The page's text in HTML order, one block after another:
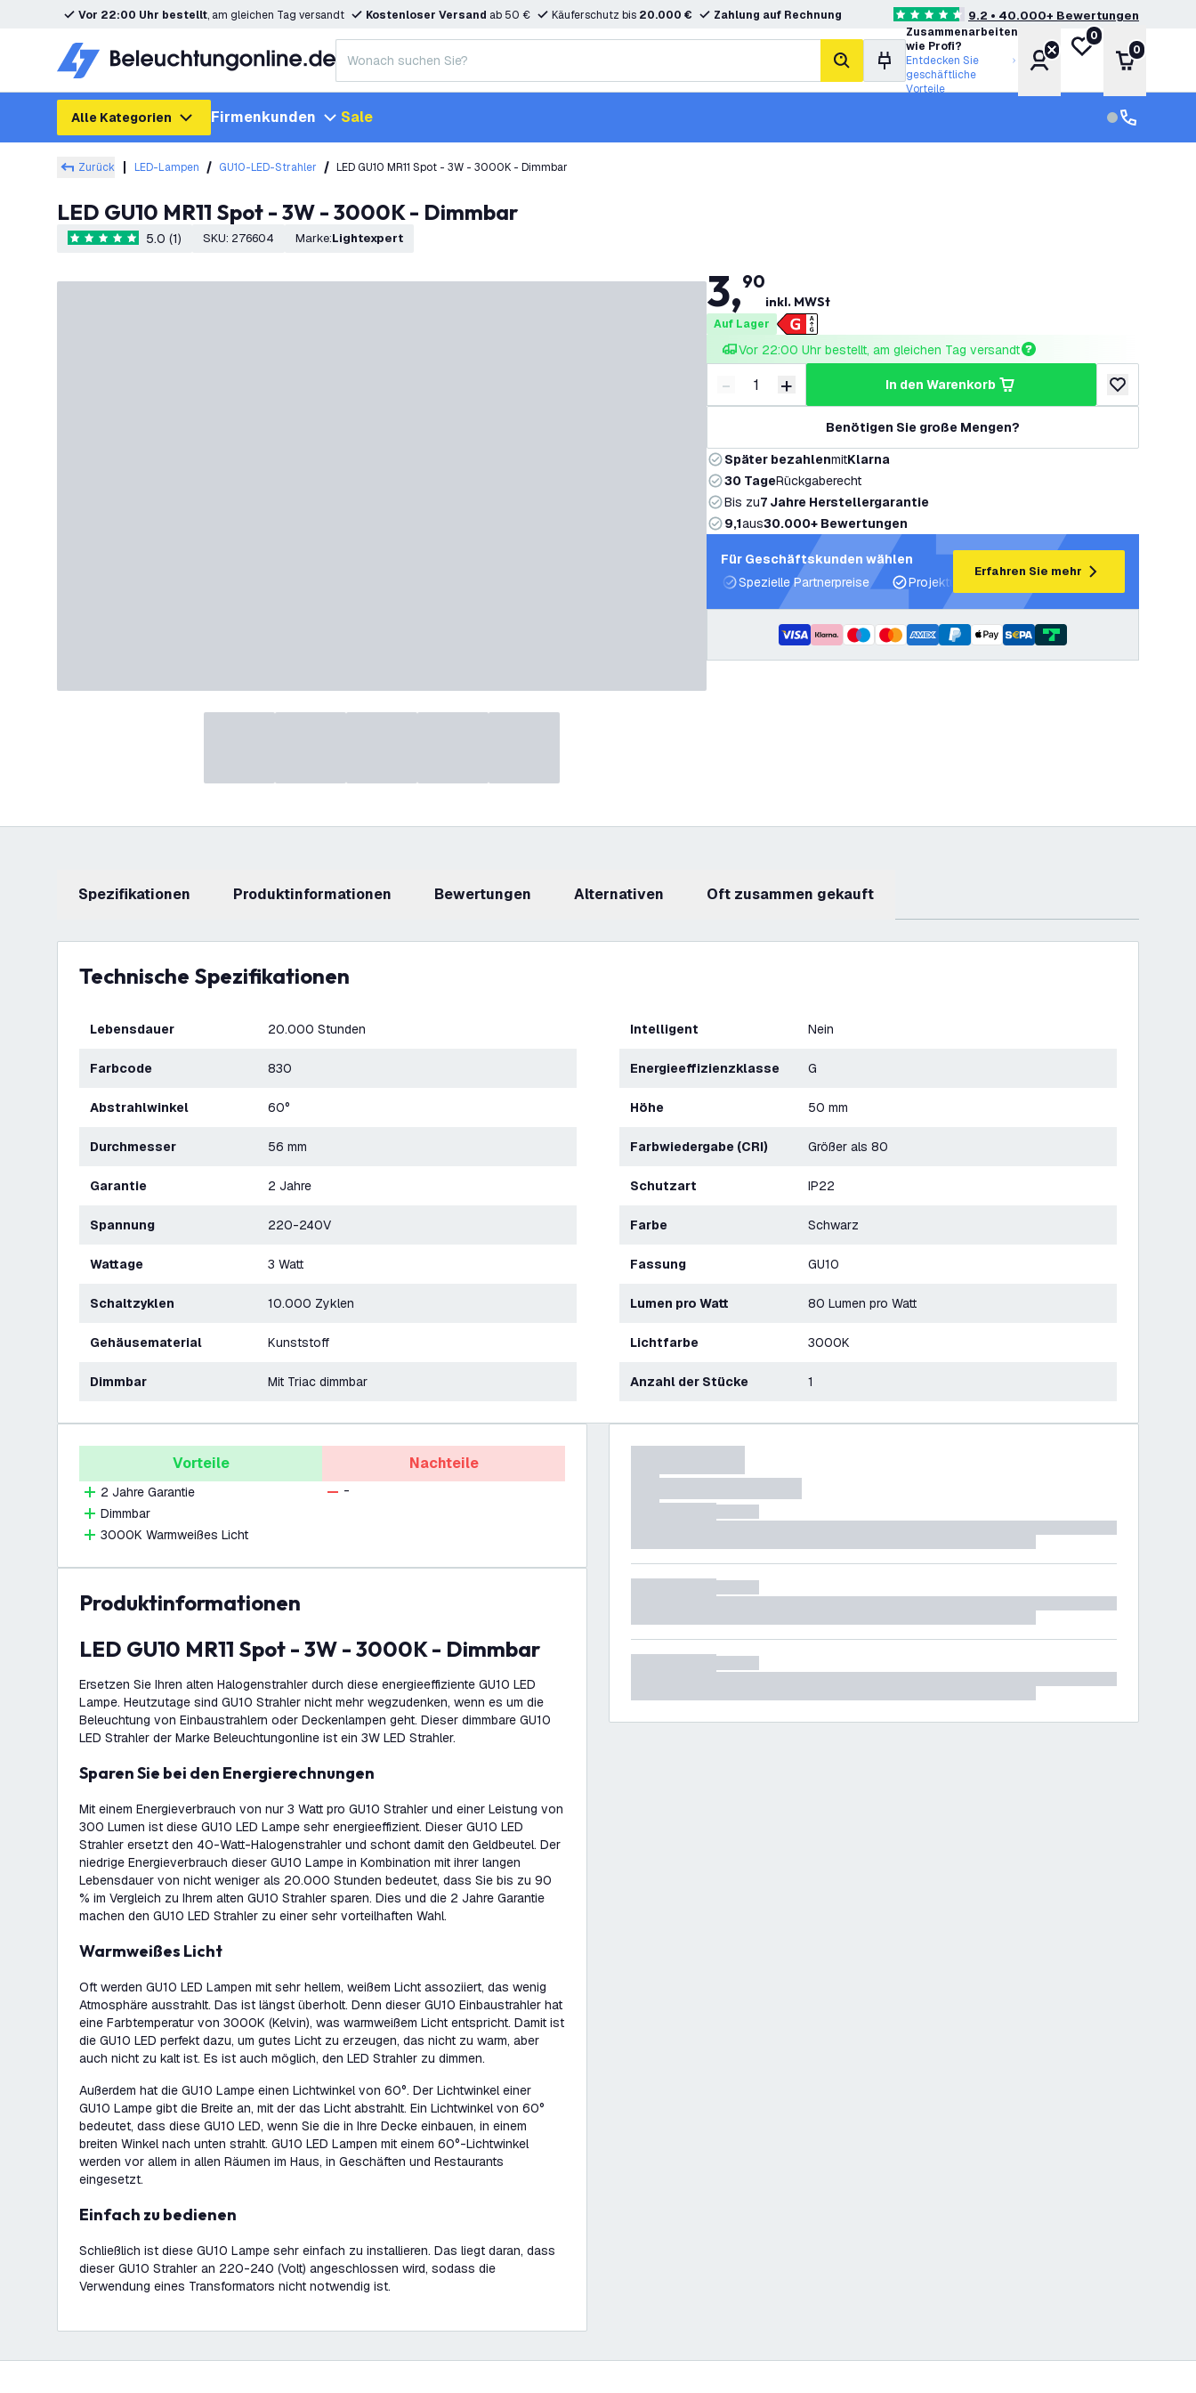
Vor 22:00 Uhr bestellt, am gleichen Tag versandt Kostenloser Versand ab 50 € Käuferschutz bis 20.000 € Zahlung auf Rechnung 4.6 Bewertungssterne9.2 • 40.000+ Bewertungen
Suche
Zusammenarbeiten
wie Profi?
Entdecken Sie
geschäftliche
Vorteile
Konto
Meine Wunschliste
0
Warenkorb
0
Alle Kategorien Firmenkunden Sale
Zurück LED-Lampen GU10-LED-Strahler LED GU10 MR11 Spot - 3W - 3000K - Dimmbar
LED GU10 MR11 Spot - 3W - 3000K - Dimmbar
5 Bewertungssterne
5.0 (1) SKU: 276604 Marke: Lightexpert
3,90
inkl. MWSt
Auf Lager
Vor 22:00 Uhr bestellt, am gleichen Tag versandt
Menge verringern
- Menge erhöhen
+ in den Warenkorb
zur
Benötigen Sie große Mengen?
Später bezahlenmitKlarna
30 TageRückgaberecht
Bis zu7 Jahre Herstellergarantie
9,1aus30.000+ Bewertungen
Für Geschäftskunden wählen
Spezielle Partnerpreise
Projektunterstützung und Lichtpläne
Erfahren Sie mehr
Spezifikationen Produktinformationen Bewertungen Alternativen Oft zusammen gekauft
Technische Spezifikationen
Lebensdauer 20.000 Stunden
Farbcode 830
Abstrahlwinkel 60°
Durchmesser 56 mm
Garantie 2 Jahre
Spannung 220-240V
Wattage 3 Watt
Schaltzyklen 10.000 Zyklen
Gehäusematerial Kunststoff
Dimmbar Mit Triac dimmbar
Intelligent Nein
Energieeffizienzklasse G
Höhe 50 mm
Farbwiedergabe (CRI) Größer als 80
Schutzart IP22
Farbe Schwarz
Fassung GU10
Lumen pro Watt 80 Lumen pro Watt
Lichtfarbe 3000K
Anzahl der Stücke 1
Vorteile
2 Jahre Garantie
Dimmbar
3000K Warmweißes Licht
Nachteile
-
Produktinformationen
LED GU10 MR11 Spot - 3W - 3000K - Dimmbar
Ersetzen Sie Ihren alten Halogenstrahler durch diese energieeffiziente GU10 LED
Lampe. Heutzutage sind GU10 Strahler nicht mehr wegzudenken, wenn es um die
Beleuchtung von Einbaustrahlern oder Deckenlampen geht. Dieser dimmbare GU10
LED Strahler der Marke Beleuchtungonline ist ein 3W LED Strahler.
Sparen Sie bei den Energierechnungen
Mit einem Energieverbrauch von nur 3 Watt pro GU10 Strahler und einer Leistung von
300 Lumen ist diese GU10 LED Lampe sehr energieeffizient. Dieser GU10 LED
Strahler ersetzt den 40-Watt-Halogenstrahler und schont damit den Geldbeutel. Der
niedrige Energieverbrauch dieser GU10 Lampe in Kombination mit ihrer langen
Lebensdauer von nicht weniger als 20.000 Stunden bedeutet, dass Sie bis zu 90
% im Vergleich zu Ihrem alten GU10 Strahler sparen. Dies und die 2 Jahre Garantie
machen den GU10 LED Strahler zu einer sehr vorteilhaften Wahl.
Warmweißes Licht
Oft werden GU10 LED Lampen mit sehr hellem, weißem Licht assoziiert, das wenig
Atmosphäre ausstrahlt. Das ist längst überholt. Denn dieser GU10 Einbaustrahler hat
eine Farbtemperatur von 3000K (Kelvin), was warmweißem Licht entspricht. Damit ist
die GU10 LED perfekt dazu, um gutes Licht zu erzeugen, das nicht zu warm, aber
auch nicht zu kalt ist. Es ist auch möglich, den LED Strahler zu dimmen.
Außerdem hat die GU10 Lampe einen Lichtwinkel von 60°. Der Lichtwinkel einer
GU10 Lampe gibt die Breite an, mit der das Licht abstrahlt. Ein Lichtwinkel von 60°
bedeutet, dass diese GU10 LED, wenn Sie die in Ihre Decke einbauen, in einem
breiten Winkel nach unten strahlt. GU10 LED Lampen mit einem 60°-Lichtwinkel
werden vor allem in allen Räumen im Haus, in Geschäften und Restaurants
eingesetzt.
Einfach zu bedienen
Schließlich ist diese GU10 Lampe sehr einfach zu installieren. Das liegt daran, dass
dieser GU10 Strahler an 220-240 (Volt) angeschlossen wird, sodass die
Verwendung eines Transformators nicht notwendig ist.